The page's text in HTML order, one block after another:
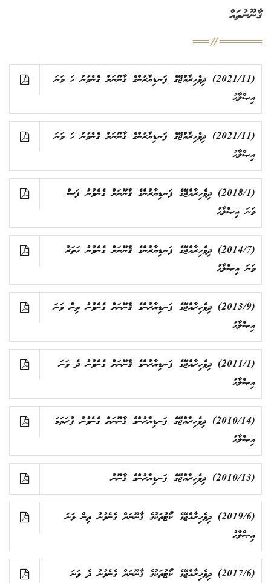
ޤާނޫނުތައް
(2021/11) ދިވެހިރާއްޖޭގެ ފަނޑިޔާރުންގެ ޤާނޫނަށް ގެނެވުނު ހަ ވަނަ
އިޞްލާޙު
(2021/11) ދިވެހިރާއްޖޭގެ ފަނޑިޔާރުންގެ ޤާނޫނަށް ގެނެވުނު ހަ ވަނަ
އިޞްލާޙު
(2018/1) ދިވެހިރާއްޖޭގެ ފަނޑިޔާރުންގެ ޤާނޫނަށް ގެނެވުނު ފަސް
ވަނަ އިޞްލާޙު
(2014/7) ދިވެހިރާއްޖޭގެ ފަނޑިޔާރުންގެ ޤާނޫނަށް ގެނެވުނު ހަތަރު
ވަނަ އިޞްލާޙު
(2013/9) ދިވެހިރާއްޖޭގެ ފަނޑިޔާރުންގެ ޤާނޫނަށް ގެނެވުނު ތިން ވަނަ
އިޞްލާޙު
(2011/1) ދިވެހިރާއްޖޭގެ ފަނޑިޔާރުންގެ ޤާނޫނަށް ގެނެވުނު ދެ ވަނަ
އިޞްލާޙު
(2010/14) ދިވެހިރާއްޖޭގެ ފަނޑިޔާރުންގެ ޤާނޫނަށް ގެނެވުނު ފުރަތަމަ
އިޞްލާޙު
(2010/13) ދިވެހިރާއްޖޭގެ ފަނޑިޔާރުންގެ ޤާނޫނު
(2019/6) ދިވެހިރާއްޖޭގެ ކޯޓުތަކުގެ ޤާނޫނަށް ގެނެވުނު ތިން ވަނަ
އިޞްލާޙު
(2017/6) ދިވެހިރާއްޖޭގެ ކޯޓުތަކުގެ ޤާނޫނަށް ގެނެވުނު ދެ ވަނަ